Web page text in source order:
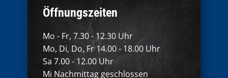
Öffnungszeiten
Mo - Fr, 7.30 - 12.30 Uhr
Mo, Di, Do, Fr 14.00 - 18.00 Uhr
Sa 7.00 - 12.00 Uhr
Mi Nachmittag geschlossen​